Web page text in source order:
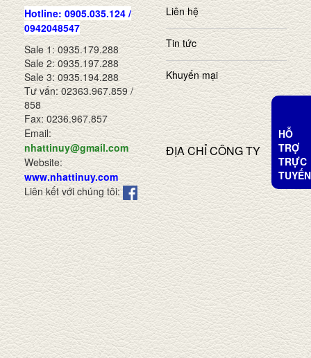
Hotline: 0905.035.124 /
0942048547
Sale 1: 0935.179.288
Sale 2: 0935.197.288
Sale 3: 0935.194.288
Tư vấn: 02363.967.859 /
858
Fax: 0236.967.857
Email:
nhattinuy@gmail.com
Website:
www.nhattinuy.com
Liên kết với chúng tôi:
Liên hệ
Tin tức
Khuyến mại
ĐỊA CHỈ CÔNG TY
HỖ
TRỢ
TRỰC
TUYẾN